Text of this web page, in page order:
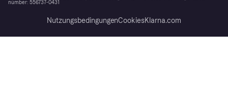
number: 556737-0431
NutzungsbedingungenCookiesKlarna.com